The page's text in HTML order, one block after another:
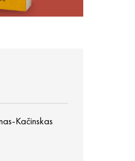
Kačinskas